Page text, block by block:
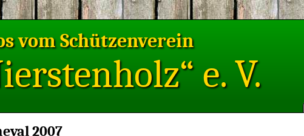
vom Schützenverein
e. V.
2007